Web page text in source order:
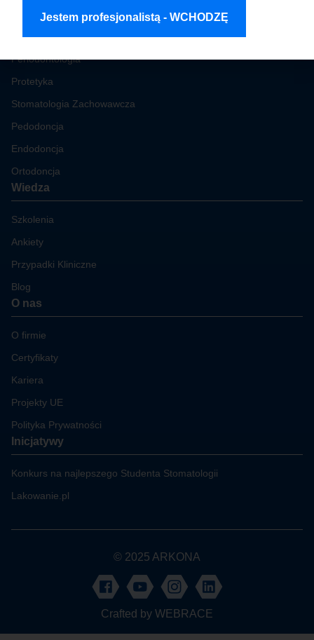
Wytrawiacz stomatologiczny
Obszary zastosowania
Periodontologia
Protetyka
Stomatologia Zachowawcza
Pedodoncja
Endodoncja
Ortodoncja
Wiedza
Szkolenia
Ankiety
Przypadki Kliniczne
Blog
O nas
O firmie
Certyfikaty
Kariera
Projekty UE
Polityka Prywatności
Inicjatywy
Konkurs na najlepszego Studenta Stomatologii
Lakowanie.pl
© 2025 ARKONA
Crafted by WEBRACE
Jestem profesjonalistą - WCHODZĘ